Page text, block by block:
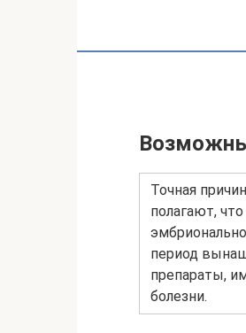
Точная
полагают,
период
препараты,
болезни.